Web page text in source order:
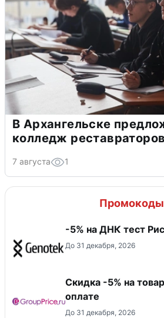
В Архангельске
колледж реставраторов
7 августа 1
Промокоды
-5% на ДНК тест
До 31 декабря, 2026
​Скидка -5% на
оплате
До 31 декабря, 2026